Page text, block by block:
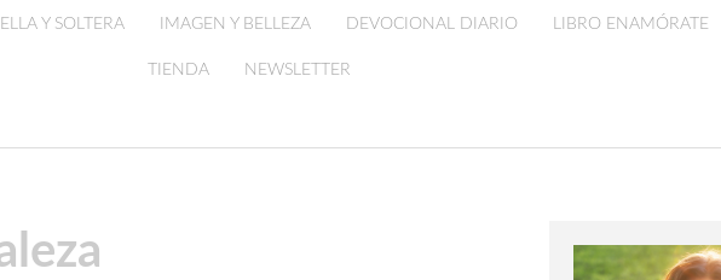
Y SOLTERA IMAGEN Y BELLEZA DEVOCIONAL DIARIO LIBRO ENAMÓRATE
TIENDA NEWSLETTER